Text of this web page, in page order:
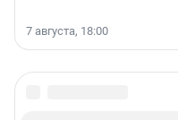
7 августа, 18:00